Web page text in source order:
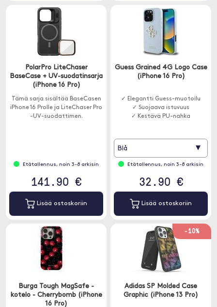
PolarPro LiteChaser
BaseCase + UV-suodatinsarja
(iPhone 16 Pro)
Tämä sarja sisältää BaseCasen
iPhone 16 Prolle ja LiteChaser Pro
-UV-suodattimen.
Etätallennus, noin 3-8 arkisin
141.90 €
Lisää ostoskoriin
Guess Grained 4G Logo Case
(iPhone 16 Pro)
✓ Elegantti Guess-muotoilu
✓ Suojaava istuvuus
✓ Kestävä PU-nahka
Blå ▾
Etätallennus, noin 3-8 arkisin
32.90 €
Lisää ostoskoriin
Burga Tough MagSafe -
kotelo - Cherrybomb (iPhone
16 Pro)
-10%
Adidas SP Molded Case
Graphic (iPhone 13 Pro)